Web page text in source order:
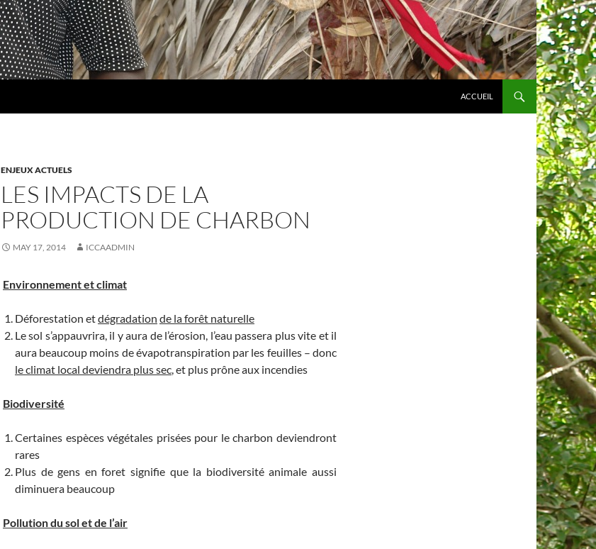
ACCUEIL
ENJEUX ACTUELS
LES IMPACTS DE LA
PRODUCTION DE CHARBON
MAY 17, 2014 ICCAADMIN
Environnement et climat
Déforestation etdégradation de la forêt naturelle
Le sol s’appauvrira, il y aura de l’érosion, l’eau passera plus vite et il
aura beaucoup moins de évapotranspiration par les feuilles – donc
le climat local deviendra plus sec, et plus prône aux incendies
Biodiversité
Certaines espèces végétales prisées pour le charbon deviendront
rares
Plus de gens en foret signifie que la biodiversité animale aussi
diminuera beaucoup
Pollution du sol et de l’air